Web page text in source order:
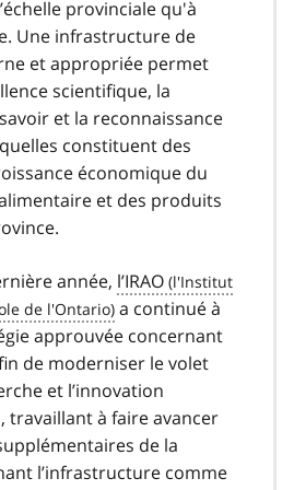
provinciale qu'à
Une infrastructure de
et appropriée permet
scientifique, la
et la reconnaissance
constituent des
économique du
et des produits
année, l’IRAO
a continué à
approuvée concernant
de moderniser le volet
et l’innovation
travaillant à faire avancer
de la
l’infrastructure comme